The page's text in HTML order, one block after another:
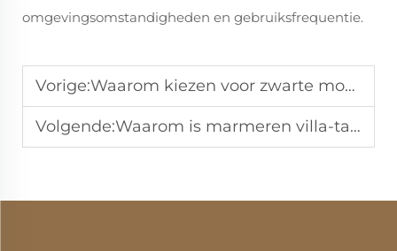
omgevingsomstandigheden en gebruiksfrequentie.
Vorige:Waarom kiezen voor zwarte moderne eetkamerstoelen voor de eetkamer?
Volgende:Waarom is marmeren villa-tapijt geschikt voor een high-end woning?